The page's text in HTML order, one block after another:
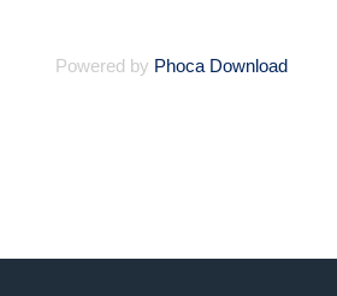
Powered by Phoca Download